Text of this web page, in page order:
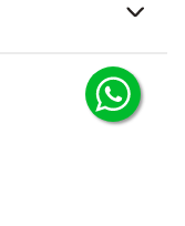
para el día a día,
comodidad